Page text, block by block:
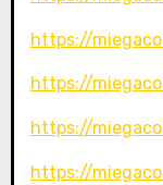
https://
https://
https://
https://